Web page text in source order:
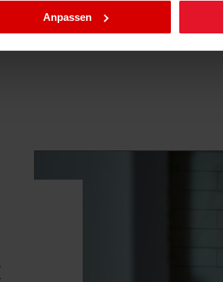
Anpassen